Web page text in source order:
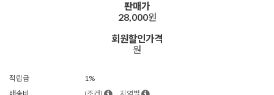
판매가
28,000원
회원할인가격
원
적립금
1%